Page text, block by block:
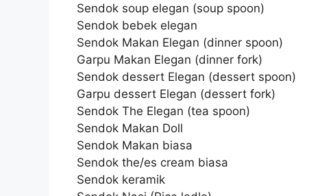
Sendok soup elegan (soup spoon)
Sendok bebek elegan
Sendok Makan Elegan (dinner spoon)
Garpu Makan Elegan (dinner fork)
Sendok dessert Elegan (dessert spoon)
Garpu dessert Elegan (dessert fork)
Sendok The Elegan (tea spoon)
Sendok Makan Doll
Sendok Makan biasa
Sendok the/es cream biasa
Sendok keramik